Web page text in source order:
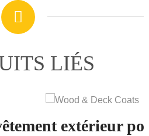
LIÉS
extérieur pour bois